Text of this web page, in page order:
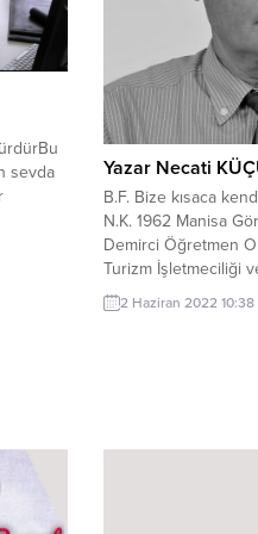
sevda
gel
Yazar Necati
B.F. Bize kısaca
N.K. 1962 Manisa
Demirci Öğretmen
Turizm İşletmeciliği
Okulu mezunuyum. İş
bölgesindeki
2 Haziran 2022 10:38